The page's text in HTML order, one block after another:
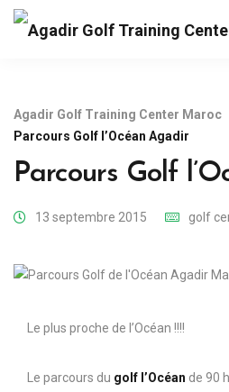
Agadir Golf Training Center Maroc
Parcours Golf l’Océan Agadir
Parcours Golf
13 septembre 2015 golf
Le plus proche de l’Océan !!!!
Le parcours du golf l’Océan de 90